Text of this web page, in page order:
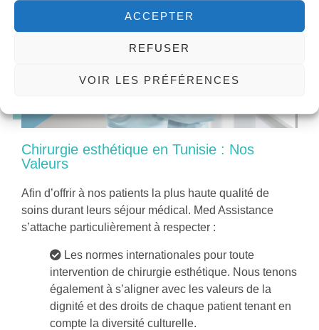
ACCEPTER
REFUSER
VOIR LES PRÉFÉRENCES
Chirurgie esthétique en Tunisie : Nos
Valeurs
Afin d’offrir à nos patients la plus haute qualité de
soins durant leurs séjour médical. Med Assistance
s’attache particulièrement à respecter :
Les normes internationales pour toute
intervention de chirurgie esthétique. Nous tenons
également à s’aligner avec les valeurs de la
dignité et des droits de chaque patient tenant en
compte la diversité culturelle.